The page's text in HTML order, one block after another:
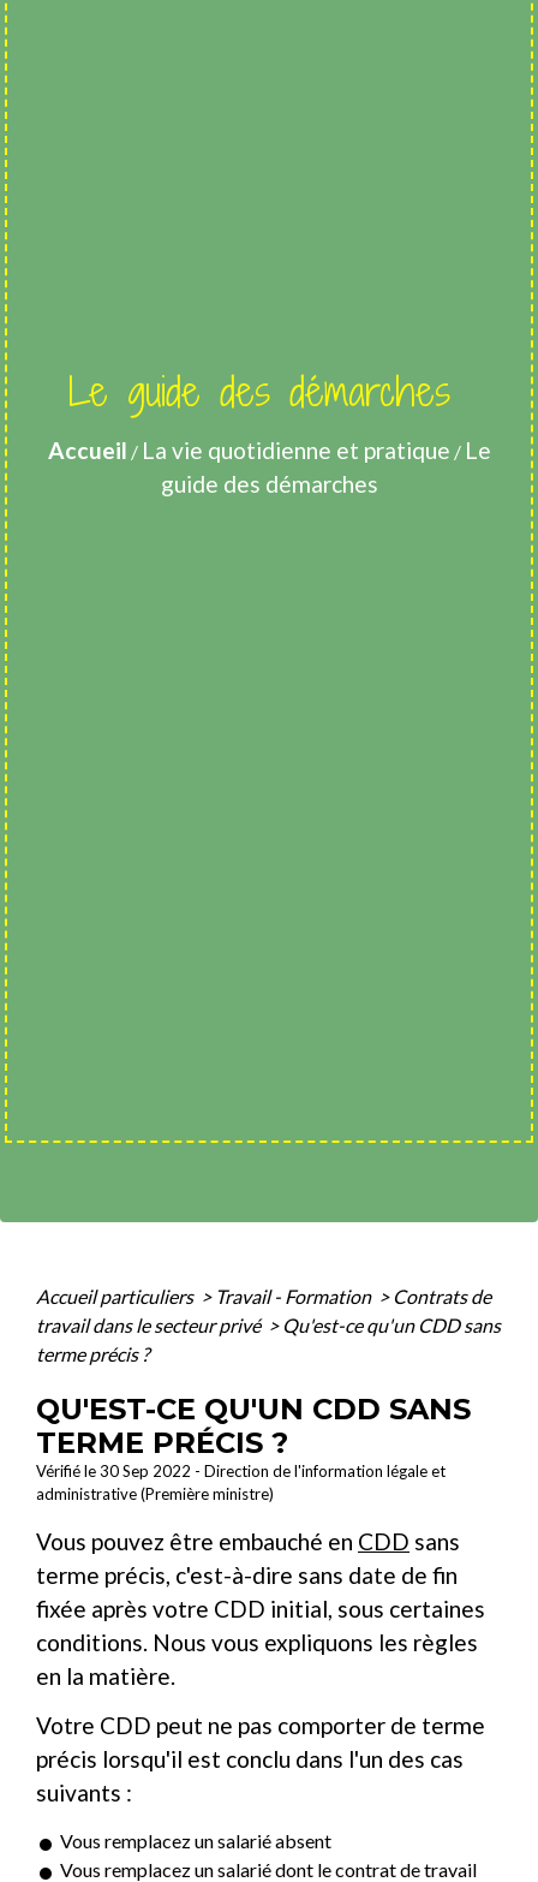
Le guide des démarches
Accueil / La vie quotidienne et pratique / Le
guide des démarches
Accueil particuliers > Travail - Formation > Contrats de
travail dans le secteur privé > Qu'est-ce qu'un CDD sans
terme précis ?
QU'EST-CE QU'UN CDD SANS
TERME PRÉCIS ?
Vérifié le 30 Sep 2022 - Direction de l'information légale et
administrative (Première ministre)
Vous pouvez être embauché en CDD sans
terme précis, c'est-à-dire sans date de fin
fixée après votre CDD initial, sous certaines
conditions. Nous vous expliquons les règles
en la matière.
Votre CDD peut ne pas comporter de terme
précis lorsqu'il est conclu dans l'un des cas
suivants :
Vous remplacez un salarié absent
Vous remplacez un salarié dont le contrat de travail